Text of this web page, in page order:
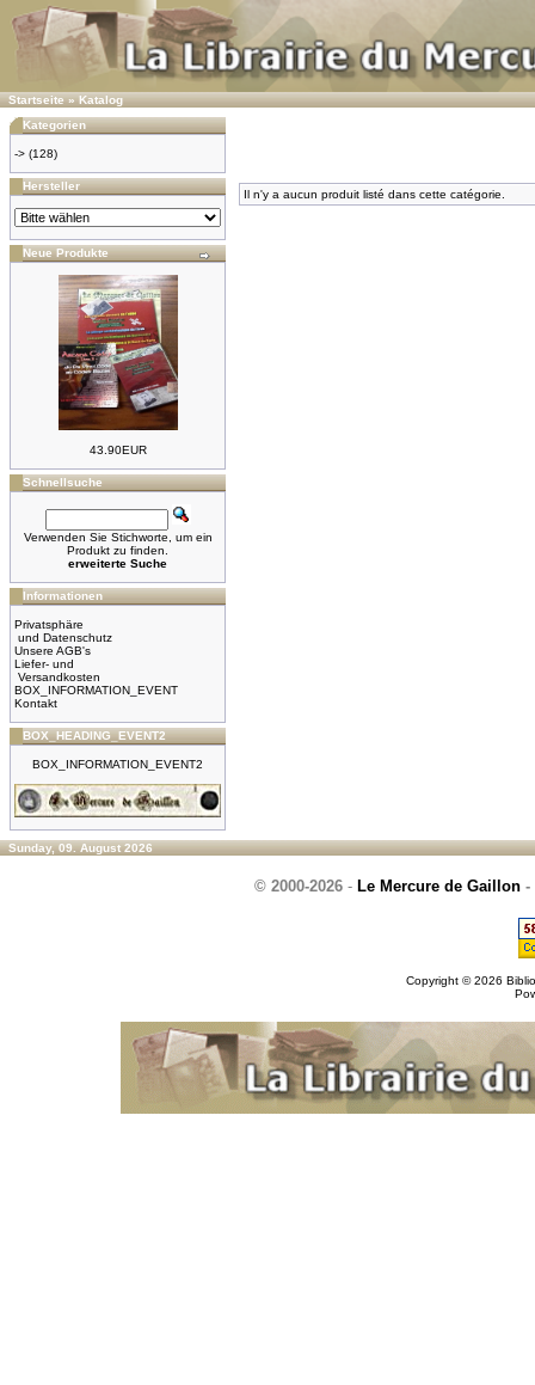
Startseite»Katalog
Kategorien
-> (128)
Hersteller
Neue Produkte
43.90EUR
Schnellsuche
Verwenden Sie Stichworte, um ein
Produkt zu finden.
erweiterte Suche
Informationen
Privatsphäre
und Datenschutz
Unsere AGB's
Liefer- und
Versandkosten
BOX_INFORMATION_EVENT
Kontakt
BOX_HEADING_EVENT2
BOX_INFORMATION_EVENT2
Il n'y a aucun produit listé dans cette catégorie.
Sunday, 09. August 2026
© 2000-2026 - Le Mercure de Gaillon -
Copyright © 2026